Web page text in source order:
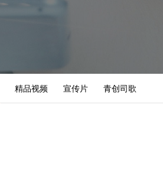
精品视频 宣传片 青创司歌